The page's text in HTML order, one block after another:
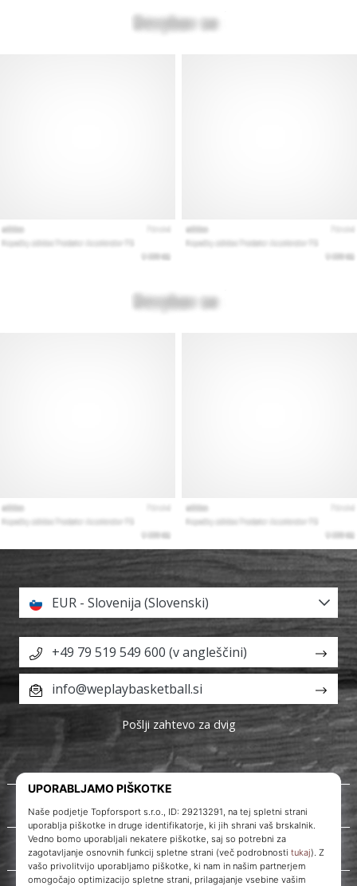
O nas
Storitve za stranke
EUR - Slovenija (Slovenski)
+49 79 519 549 600 (v angleščini)
info@weplaybasketball.si
Pošlji zahtevo za dvig